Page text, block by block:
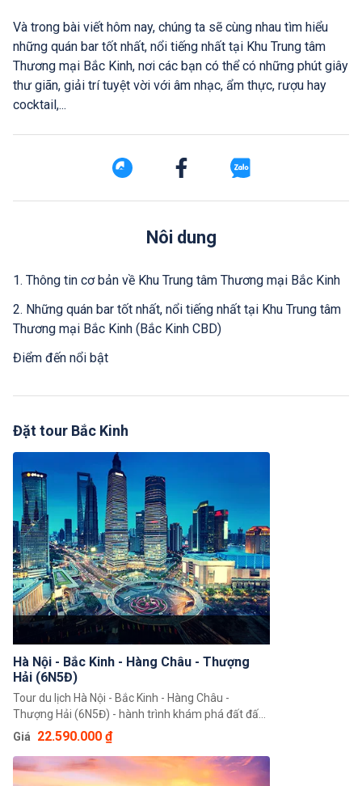
Và trong bài viết hôm nay, chúng ta sẽ cùng nhau tìm hiểu
những quán bar tốt nhất, nổi tiếng nhất tại Khu Trung tâm
Thương mại Bắc Kinh, nơi các bạn có thể có những phút giây
thư giãn, giải trí tuyệt vời với âm nhạc, ẩm thực, rượu hay
cocktail,...
Nôi dung
1. Thông tin cơ bản về Khu Trung tâm Thương mại Bắc Kinh
2. Những quán bar tốt nhất, nổi tiếng nhất tại Khu Trung tâm
Thương mại Bắc Kinh (Bắc Kinh CBD)
Điểm đến nổi bật
Đặt tour Bắc Kinh
Hà Nội - Bắc Kinh - Hàng Châu - Thượng
Hải (6N5Đ)
Tour du lịch Hà Nội - Bắc Kinh - Hàng Châu -
Thượng Hải (6N5Đ) - hành trình khám phá đất đất
nước Trung Hoa độc đáo giúp quý khách có thể
chiêm ngưỡng toàn cảnh đất nước Trung Hoa rộng
lớn, khám phá một loạt 3 thành phố nổi tiếng là
Bắc Kinh, Thượng Hải, Hàng Châu.
Giá 22.590.000 ₫